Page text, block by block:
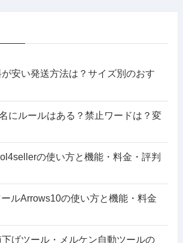
が安い発送方法は？サイズ別のおす
にルールはある？禁止ワードは？変
の使い方と機能・料金・評判
ルArrows10の使い方と機能・料金
下げツール・メルケン自動ツールの